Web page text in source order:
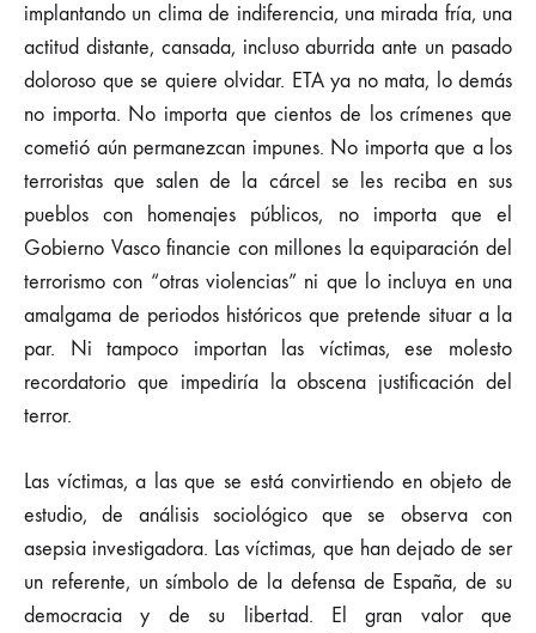
implantando un clima de indiferencia, una mirada fría, una
actitud distante, cansada, incluso aburrida ante un pasado
doloroso que se quiere olvidar. ETA ya no mata, lo demás
no importa. No importa que cientos de los crímenes que
cometió aún permanezcan impunes. No importa que a los
terroristas que salen de la cárcel se les reciba en sus
pueblos con homenajes públicos, no importa que el
Gobierno Vasco financie con millones la equiparación del
terrorismo con “otras violencias” ni que lo incluya en una
amalgama de periodos históricos que pretende situar a la
par. Ni tampoco importan las víctimas, ese molesto
recordatorio que impediría la obscena justificación del
terror.
Las víctimas, a las que se está convirtiendo en objeto de
estudio, de análisis sociológico que se observa con
asepsia investigadora. Las víctimas, que han dejado de ser
un referente, un símbolo de la defensa de España, de su
democracia y de su libertad. El gran valor que